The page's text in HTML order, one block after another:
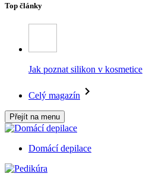
Top články
Jak poznat silikon v kosmetice
Celý magazín
Přejít na menu
Domácí depilace